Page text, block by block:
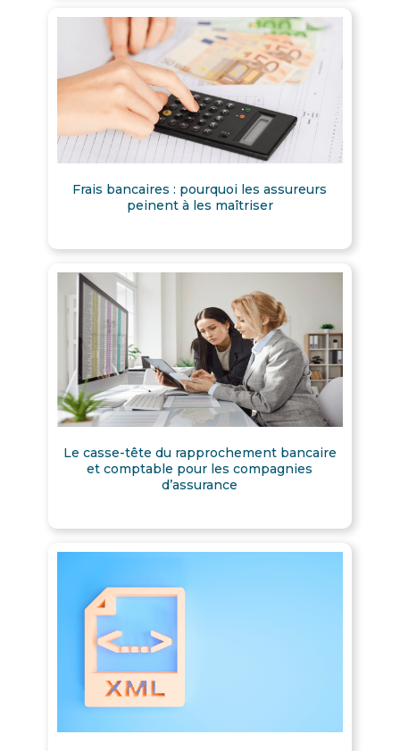
Frais bancaires : pourquoi les assureurs
peinent à les maîtriser
Le casse-tête du rapprochement bancaire
et comptable pour les compagnies
d’assurance